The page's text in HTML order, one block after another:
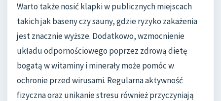
Warto także nosić klapki w publicznych miejscach
takich jak baseny czy sauny, gdzie ryzyko zakażenia
jest znacznie wyższe. Dodatkowo, wzmocnienie
układu odpornościowego poprzez zdrową dietę
bogatą w witaminy i minerały może pomóc w
ochronie przed wirusami. Regularna aktywność
fizyczna oraz unikanie stresu również przyczyniają